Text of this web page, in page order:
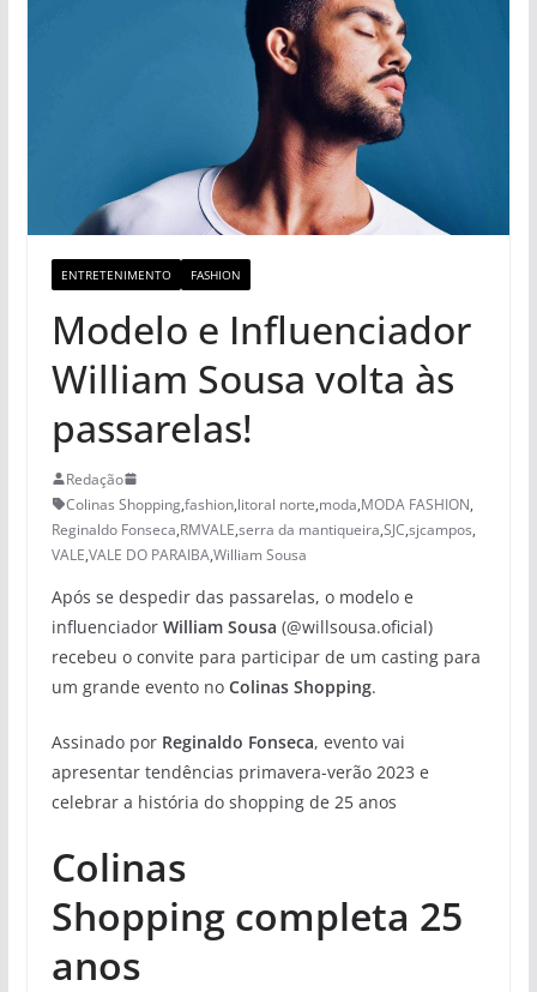
ENTRETENIMENTO FASHION
Modelo e Influenciador
William Sousa volta às
passarelas!
Redação
Colinas Shopping,fashion,litoral norte,moda,MODA FASHION,
Reginaldo Fonseca,RMVALE,serra da mantiqueira,SJC,sjcampos,
VALE,VALE DO PARAIBA,William Sousa
Após se despedir das passarelas, o modelo e
influenciador William Sousa (@willsousa.oficial)
recebeu o convite para participar de um casting para
um grande evento no Colinas Shopping.
Assinado porReginaldo Fonseca, evento vai
apresentar tendências primavera-verão 2023 e
celebrar a história do shopping de 25 anos
Colinas
Shopping completa 25
anos